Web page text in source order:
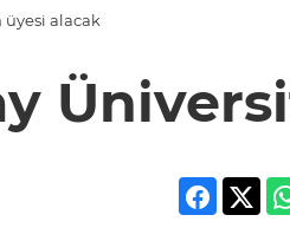
üyesi alacak